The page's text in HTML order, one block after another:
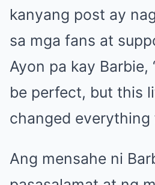
kanyang post ay
sa mga fans at
Ayon pa kay Barbie,
be perfect, but this
changed everything
Ang mensahe ni